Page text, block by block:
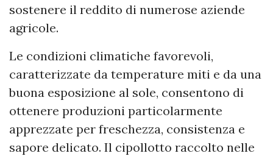
sostenere il reddito di numerose aziende
agricole.
Le condizioni climatiche favorevoli,
caratterizzate da temperature miti e da una
buona esposizione al sole, consentono di
ottenere produzioni particolarmente
apprezzate per freschezza, consistenza e
sapore delicato. Il cipollotto raccolto nelle